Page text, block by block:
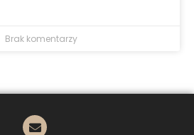
Brak komentarzy